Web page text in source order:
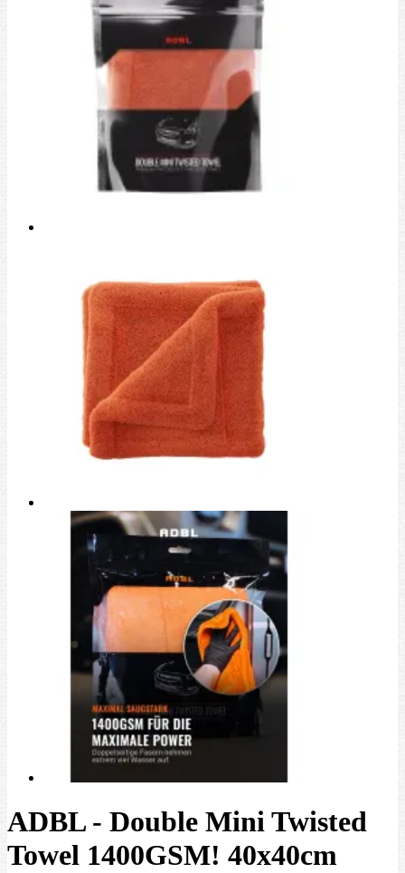
ADBL - Double Mini Twisted
Towel 1400GSM! 40x40cm